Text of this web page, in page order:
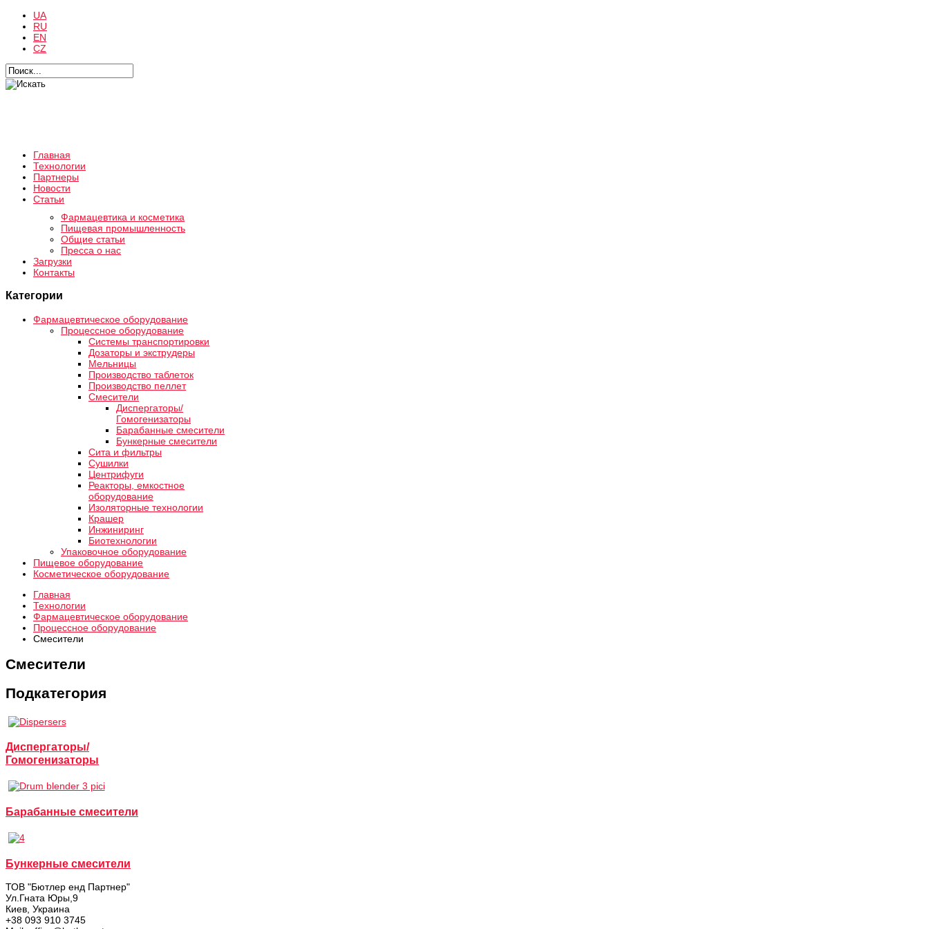
UA
RU
EN
CZ
Главная
Технологии
Партнеры
Новости
Статьи
Фармацевтика и косметика
Пищевая промышленность
Общие статьи
Пресса о нас
Загрузки
Контакты
Категории
Фармацевтическое оборудование
Процессное оборудование
Системы транспортировки
Дозаторы и экструдеры
Мельницы
Производство таблеток
Производство пеллет
Смесители
Диспергаторы/
Гомогенизаторы
Барабанные смесители
Бункерные смесители
Сита и фильтры
Сушилки
Центрифуги
Реакторы, емкостное
оборудование
Изоляторные технологии
Крашер
Инжиниринг
Биотехнологии
Упаковочное оборудование
Пищевое оборудование
Косметическое оборудование
Главная
Технологии
Фармацевтическое оборудование
Процессное оборудование
Смесители
Смесители
Подкатегория
Диспергаторы/
Гомогенизаторы
Барабанные смесители
Бункерные смесители
ТОВ "Бютлер енд Партнер"
Ул.Гната Юры,9
Киев, Украина
+38 093 910 3745